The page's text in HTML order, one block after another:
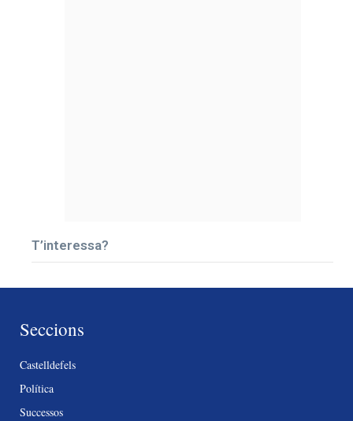
T’interessa?
Seccions
Castelldefels
Política
Successos